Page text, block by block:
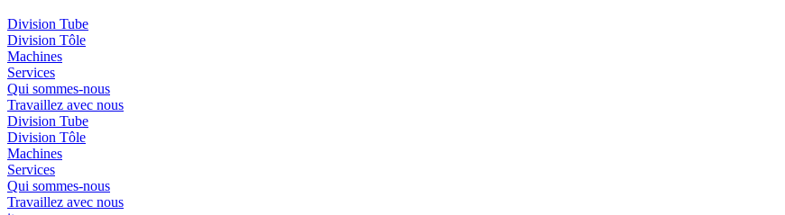
Division Tube
Division Tôle
Machines
Services
Qui sommes-nous
Travaillez avec nous
Division Tube
Division Tôle
Machines
Services
Qui sommes-nous
Travaillez avec nous